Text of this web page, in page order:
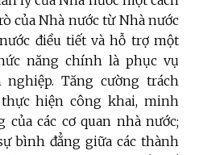
của Nhà nước từ Nhà nước
điều tiết và hỗ trợ một
năng chính là phục vụ
Tăng cường trách
hiện công khai, minh
của các cơ quan nhà nước;
bình đẳng giữa các thành